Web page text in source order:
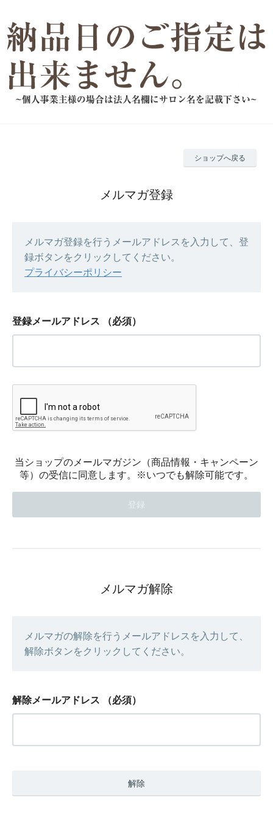
ショップへ戻る
メルマガ登録
メルマガ登録を行うメールアドレスを入力して、登
録ボタンをクリックしてください。
プライバシーポリシー
登録メールアドレス （必須）
当ショップのメールマガジン（商品情報・キャンペーン
等）の受信に同意します。※いつでも解除可能です。
メルマガ解除
メルマガの解除を行うメールアドレスを入力して、
解除ボタンをクリックしてください。
解除メールアドレス （必須）